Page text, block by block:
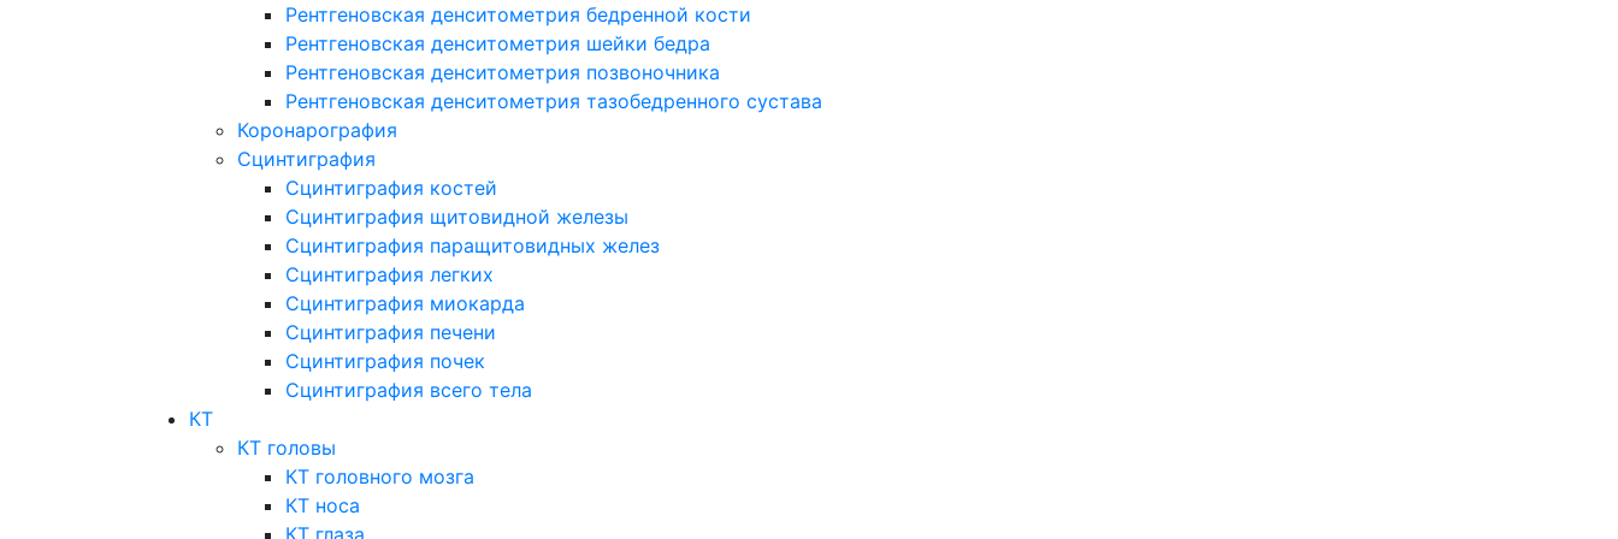
Рентгеновская денситометрия бедренной кости
Рентгеновская денситометрия шейки бедра
Рентгеновская денситометрия позвоночника
Рентгеновская денситометрия тазобедренного сустава
Коронарография
Сцинтиграфия
Сцинтиграфия костей
Сцинтиграфия щитовидной железы
Сцинтиграфия паращитовидных желез
Сцинтиграфия легких
Сцинтиграфия миокарда
Сцинтиграфия печени
Сцинтиграфия почек
Сцинтиграфия всего тела
КТ
КТ головы
КТ головного мозга
КТ носа
КТ глаза